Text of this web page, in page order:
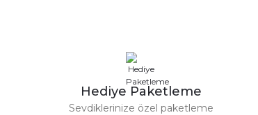
Hediye Paketleme
Sevdiklerinize özel paketleme